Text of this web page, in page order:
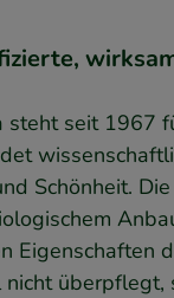
steht seit 1967
Schönheit.
Eigenschaften
überpflegt,